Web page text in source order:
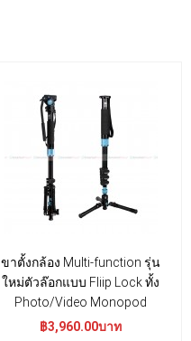
ขาตั้งกล้อง Multi-function รุ่น
ใหม่ตัวล๊อกแบบ Fliip Lock ทั้ง
Photo/Video Monopod
฿3,960.00บาท